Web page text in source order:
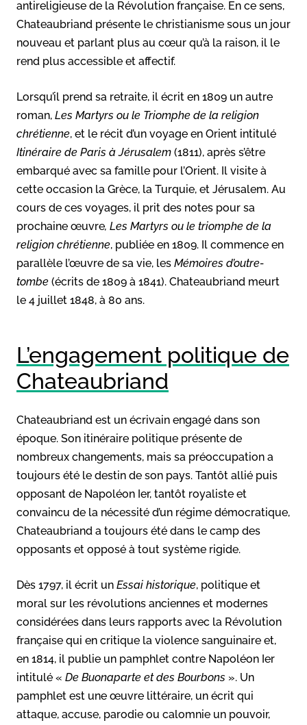
antireligieuse de la Révolution française. En ce sens,
Chateaubriand présente le christianisme sous un jour
nouveau et parlant plus au cœur qu’à la raison, il le
rend plus accessible et affectif.
Lorsqu’il prend sa retraite, il écrit en 1809 un autre
roman, Les Martyrs ou le Triomphe de la religion
chrétienne, et le récit d’un voyage en Orient intitulé
Itinéraire de Paris à Jérusalem (1811), après s’être
embarqué avec sa famille pour l’Orient. Il visite à
cette occasion la Grèce, la Turquie, et Jérusalem. Au
cours de ces voyages, il prit des notes pour sa
prochaine œuvre, Les Martyrs ou le triomphe de la
religion chrétienne, publiée en 1809. Il commence en
parallèle l’œuvre de sa vie, les Mémoires d’outre-
tombe (écrits de 1809 à 1841). Chateaubriand meurt
le 4 juillet 1848, à 80 ans.
L’engagement politique de
Chateaubriand
Chateaubriand est un écrivain engagé dans son
époque. Son itinéraire politique présente de
nombreux changements, mais sa préoccupation a
toujours été le destin de son pays. Tantôt allié puis
opposant de Napoléon Ier, tantôt royaliste et
convaincu de la nécessité d’un régime démocratique,
Chateaubriand a toujours été dans le camp des
opposants et opposé à tout système rigide.
Dès 1797, il écrit un Essai historique, politique et
moral sur les révolutions anciennes et modernes
considérées dans leurs rapports avec la Révolution
française qui en critique la violence sanguinaire et,
en 1814, il publie un pamphlet contre Napoléon Ier
intitulé « De Buonaparte et des Bourbons ». Un
pamphlet est une œuvre littéraire, un écrit qui
attaque, accuse, parodie ou calomnie un pouvoir,